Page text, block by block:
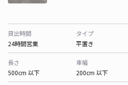
貸出時間
24時間営業
タイプ
平置き
長さ
500cm 以下
車幅
200cm 以下